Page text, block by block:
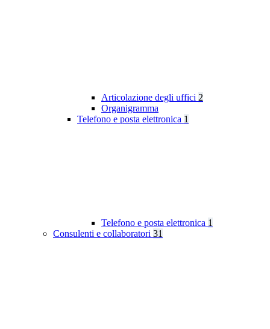
Articolazione degli uffici 2
Organigramma
Telefono e posta elettronica 1
Telefono e posta elettronica 1
Consulenti e collaboratori 31